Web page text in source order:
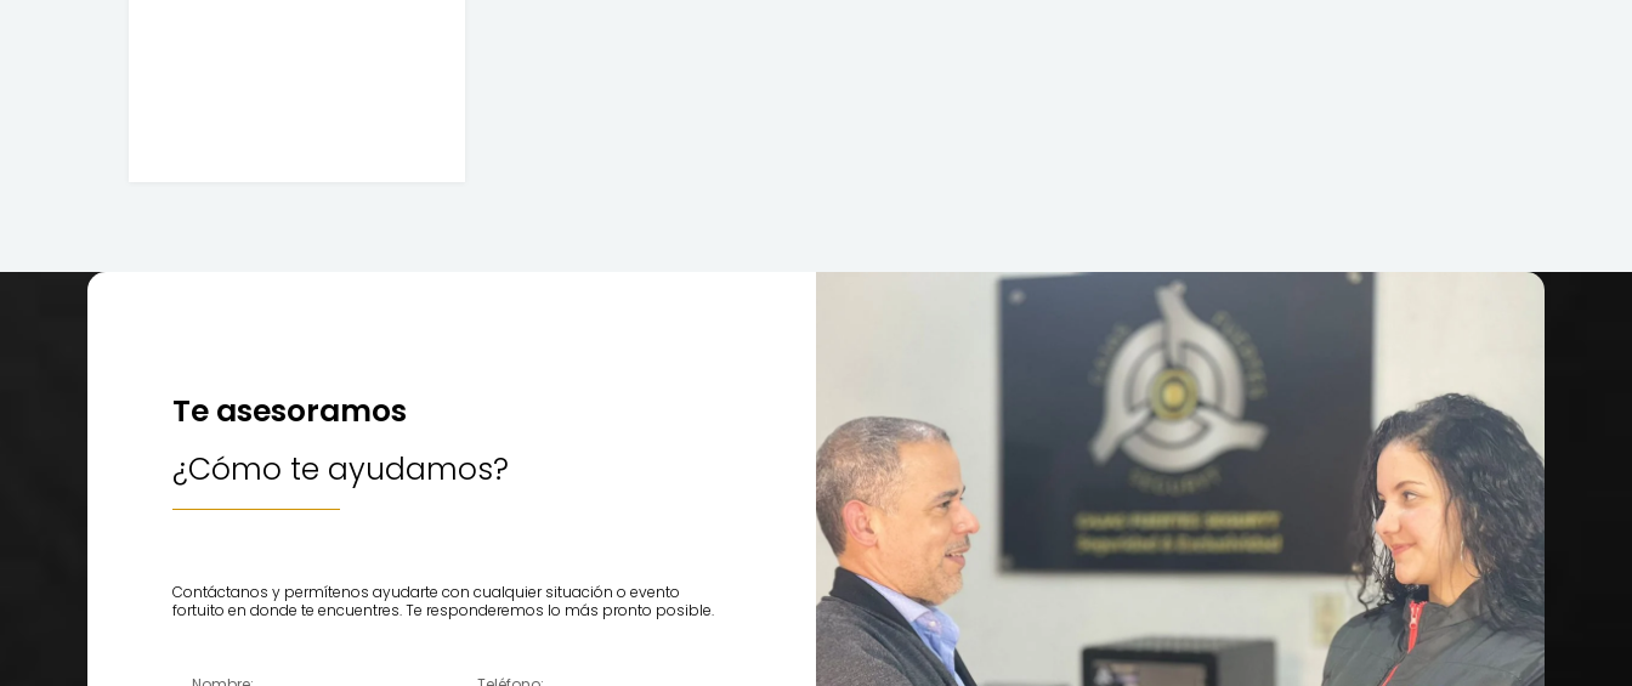
Te asesoramos
¿Cómo te ayudamos?
Contáctanos y permítenos ayudarte con cualquier situación o evento
fortuito en donde te encuentres. Te responderemos lo más pronto posible.